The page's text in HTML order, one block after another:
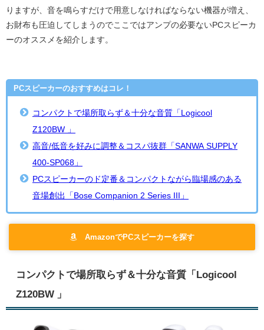
りますが、音を鳴らすだけで用意しなければならない機器が増え、
お財布も圧迫してしまうのでここではアンプの必要ないPCスピーカ
ーのオススメを紹介します。
PCスピーカーのおすすめはコレ！
コンパクトで場所取らず＆十分な音質「Logicool
Z120BW 」
高音/低音を好みに調整＆コスパ抜群「SANWA SUPPLY
400-SP068」
PCスピーカーのド定番＆コンパクトながら臨場感のある
音場創出「Bose Companion 2 Series III」
AmazonでPCスピーカーを探す
コンパクトで場所取らず＆十分な音質「Logicool
Z120BW 」